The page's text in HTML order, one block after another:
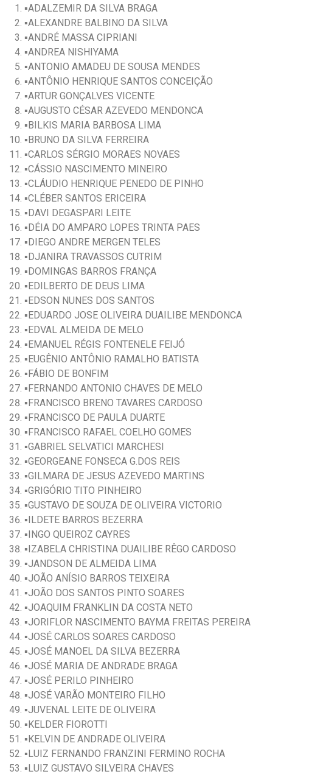
▪️ADALZEMIR DA SILVA BRAGA
▪️ALEXANDRE BALBINO DA SILVA
▪️ANDRÉ MASSA CIPRIANI
▪️ANDREA NISHIYAMA
▪️ANTONIO AMADEU DE SOUSA MENDES
▪️ANTÔNIO HENRIQUE SANTOS CONCEIÇÃO
▪️ARTUR GONÇALVES VICENTE
▪️AUGUSTO CÉSAR AZEVEDO MENDONCA
▪️BILKIS MARIA BARBOSA LIMA
▪️BRUNO DA SILVA FERREIRA
▪️CARLOS SÉRGIO MORAES NOVAES
▪️CÁSSIO NASCIMENTO MINEIRO
▪️CLÁUDIO HENRIQUE PENEDO DE PINHO
▪️CLÉBER SANTOS ERICEIRA
▪️DAVI DEGASPARI LEITE
▪️DÉIA DO AMPARO LOPES TRINTA PAES
▪️DIEGO ANDRE MERGEN TELES
▪️DJANIRA TRAVASSOS CUTRIM
▪️DOMINGAS BARROS FRANÇA
▪️EDILBERTO DE DEUS LIMA
▪️EDSON NUNES DOS SANTOS
▪️EDUARDO JOSE OLIVEIRA DUAILIBE MENDONCA
▪️EDVAL ALMEIDA DE MELO
▪️EMANUEL RÉGIS FONTENELE FEIJÓ
▪️EUGÊNIO ANTÔNIO RAMALHO BATISTA
▪️FÁBIO DE BONFIM
▪️FERNANDO ANTONIO CHAVES DE MELO
▪️FRANCISCO BRENO TAVARES CARDOSO
▪️FRANCISCO DE PAULA DUARTE
▪️FRANCISCO RAFAEL COELHO GOMES
▪️GABRIEL SELVATICI MARCHESI
▪️GEORGEANE FONSECA G.DOS REIS
▪️GILMARA DE JESUS AZEVEDO MARTINS
▪️GRIGÓRIO TITO PINHEIRO
▪️GUSTAVO DE SOUZA DE OLIVEIRA VICTORIO
▪️ILDETE BARROS BEZERRA
▪️INGO QUEIROZ CAYRES
▪️IZABELA CHRISTINA DUAILIBE RÊGO CARDOSO
▪️JANDSON DE ALMEIDA LIMA
▪️JOÃO ANÍSIO BARROS TEIXEIRA
▪️JOÃO DOS SANTOS PINTO SOARES
▪️JOAQUIM FRANKLIN DA COSTA NETO
▪️JORIFLOR NASCIMENTO BAYMA FREITAS PEREIRA
▪️JOSÉ CARLOS SOARES CARDOSO
▪️JOSÉ MANOEL DA SILVA BEZERRA
▪️JOSÉ MARIA DE ANDRADE BRAGA
▪️JOSÉ PERILO PINHEIRO
▪️JOSÉ VARÃO MONTEIRO FILHO
▪️JUVENAL LEITE DE OLIVEIRA
▪️KELDER FIOROTTI
▪️KELVIN DE ANDRADE OLIVEIRA
▪️LUIZ FERNANDO FRANZINI FERMINO ROCHA
▪️LUIZ GUSTAVO SILVEIRA CHAVES